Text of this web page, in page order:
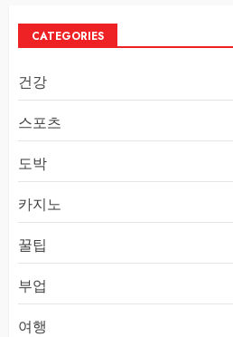
CATEGORIES
건강
스포츠
도박
카지노
꿀팁
부업
여행